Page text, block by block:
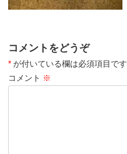
コメントをどうぞ
* が付いている欄は必須項目です
コメント ※